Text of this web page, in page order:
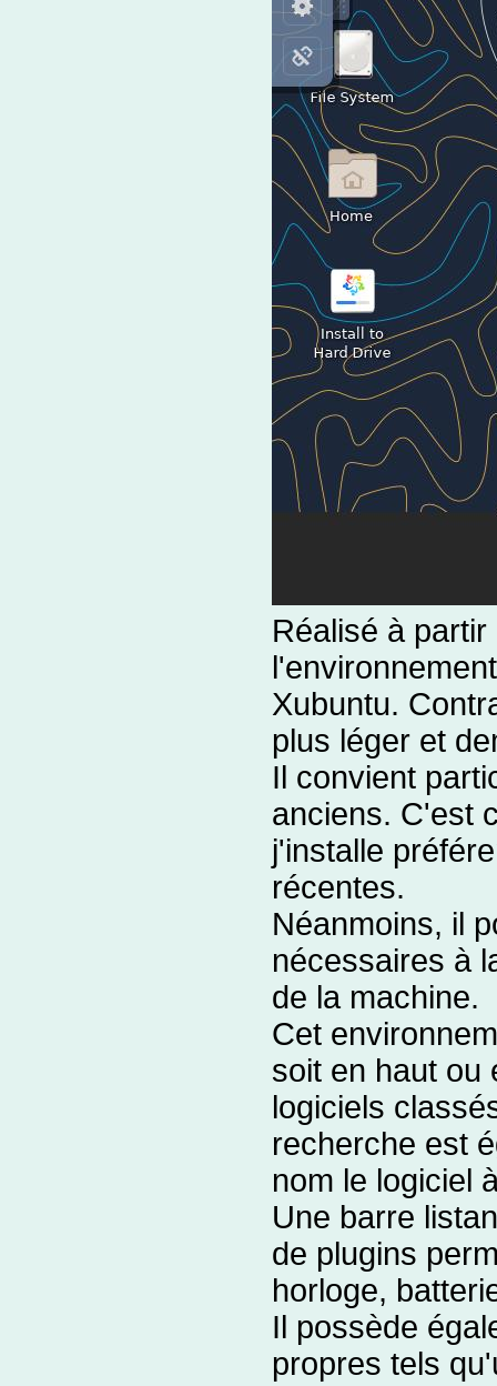
Réalisé à
Xubuntu.
plus léger et
Il convient
anciens. C'est
j'installe
récentes.
Néanmoins, il
nécessaires à
de la machine.
Cet
soit en haut ou
logiciels
recherche est
nom le logiciel
Une barre
de plugins
horloge,
Il possède
propres tels